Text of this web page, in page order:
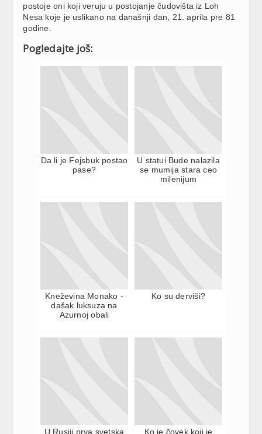
postoje oni koji veruju u postojanje čudovišta iz Loh
Nesa koje je uslikano na današnji dan, 21. aprila pre 81
godine.
Pogledajte još:
Da li je Fejsbuk postao
pase?
U statui Bude nalazila
se mumija stara ceo
milenijum
Kneževina Monako -
dašak luksuza na
Azurnoj obali
Ko su derviši?
U Rusiji prva svetska Ko je čovek koji je